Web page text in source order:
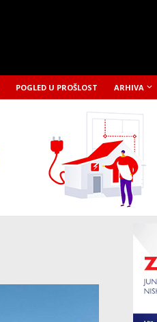
POGLED U PROŠLOST ARHIVA